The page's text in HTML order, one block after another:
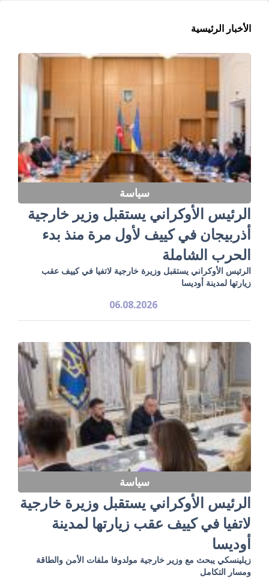
الأخبار الرئيسية
سياسة
الرئيس الأوكراني يستقبل وزير خارجية
أذربيجان في كييف لأول مرة منذ بدء
الحرب الشاملة
الرئيس الأوكراني يستقبل وزيرة خارجية لاتفيا في كييف عقب
زيارتها لمدينة أوديسا
06.08.2026
سياسة
الرئيس الأوكراني يستقبل وزيرة خارجية
لاتفيا في كييف عقب زيارتها لمدينة
أوديسا
زيلينسكي يبحث مع وزير خارجية مولدوفا ملفات الأمن والطاقة
ومسار التكامل